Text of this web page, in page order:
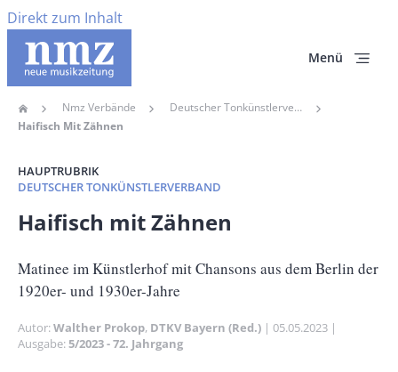
Direkt zum Inhalt
Menü
Pfadnavigation
Home Nmz Verbände
Deutscher Tonkünstlerverband
Haifisch Mit Zähnen
HAUPTRUBRIK
DEUTSCHER TONKÜNSTLERVERBAND
Banner
Size
Haifisch mit Zähnen
Untertitel
Matinee im Künstlerhof mit Chansons aus dem Berlin der
1920er- und 1930er-Jahre
Autor Walther Prokop DTKV Bayern (Red.) Publikationsdatum
05.05.2023
Ausgabe 5/2023 - 72. Jahrgang